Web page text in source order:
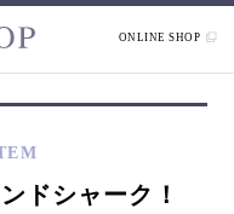
ONLINE SHOP
ドシャーク！